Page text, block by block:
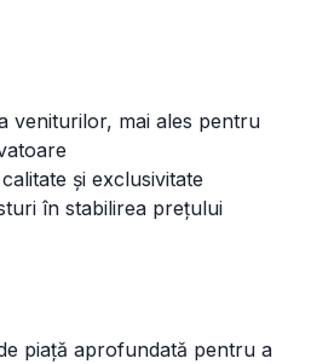
veniturilor, mai ales pentru
și exclusivitate
în stabilirea prețului
piață aprofundată pentru a